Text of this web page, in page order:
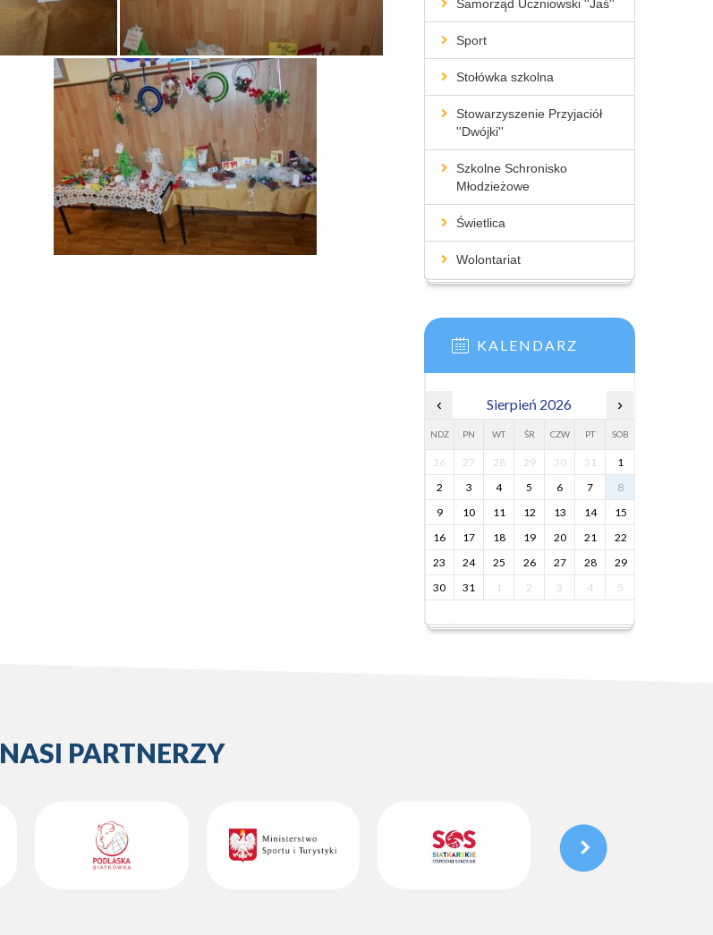
Samorząd Uczniowski ''Jaś''
Sport
Stołówka szkolna
Stowarzyszenie Przyjaciół
''Dwójki''
Szkolne Schronisko
Młodzieżowe
Świetlica
Wolontariat
KALENDARZ
‹ Sierpień 2026 ›
NDZ PN WT ŚR CZW PT SOB
26 27 28 29 30 31
1
2
3 4 5 6 7
8
9
10 11 12 13 14
15
16
17 18 19 20 21
22
23
24 25 26 27 28
29
30
31 1 2 3 4 5
NASI PARTNERZY